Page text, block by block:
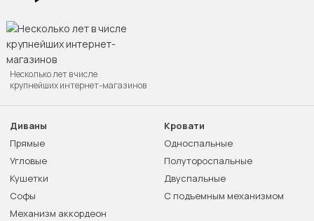
Несколько лет в числе
крупнейших интернет-магазинов
Диваны
Прямые
Угловые
Кушетки
Софы
Механизм аккордеон
Кровати
Односпальные
Полутороспальные
Двуспальные
С подъемным механизмом